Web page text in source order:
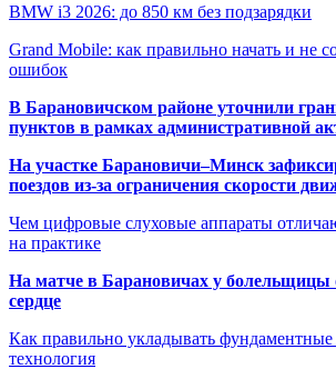
BMW i3 2026: до 850 км без подзарядки
Grand Mobile: как правильно начать и не
ошибок
В Барановичском районе уточнили
пунктов в рамках административной
На участке Барановичи–Минск
поездов из-за ограничения скорости
Чем цифровые слуховые аппараты
на практике
На матче в Барановичах у болельщицы
сердце
Как правильно укладывать
технология